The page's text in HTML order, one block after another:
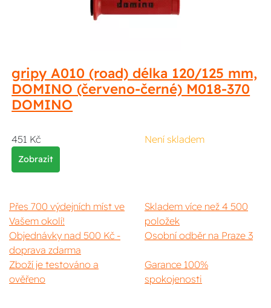
gripy A010 (road) délka 120/125 mm,
DOMINO (červeno-černé) M018-370
DOMINO
451 Kč Není skladem
Zobrazit
Přes 700 výdejních míst ve
Vašem okolí!
Skladem více než 4 500
položek
Objednávky nad 500 Kč -
doprava zdarma
Osobní odběr na Praze 3
Zboží je testováno a
ověřeno
Garance 100%
spokojenosti